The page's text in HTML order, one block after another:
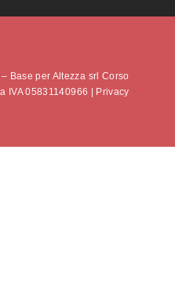
Base per Altezza srl Corso
IVA 05831140966 |
Privacy